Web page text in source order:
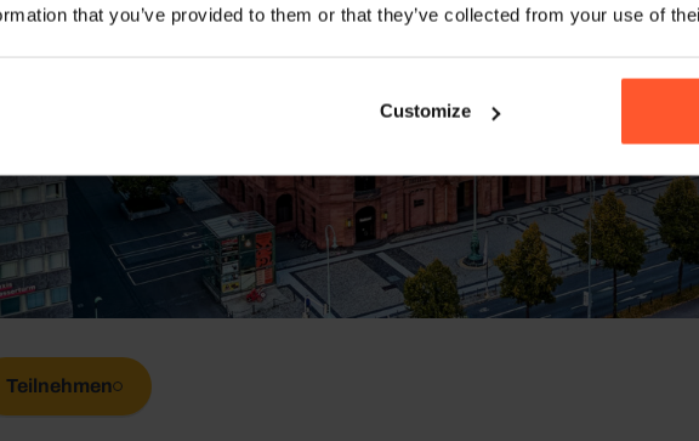
that you’ve provided to them or that they’ve collected from your use of
Customize
Teilnehmen